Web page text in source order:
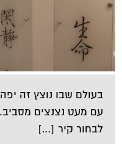
בעולם שבו נוצץ זה
לבחור קיר […]